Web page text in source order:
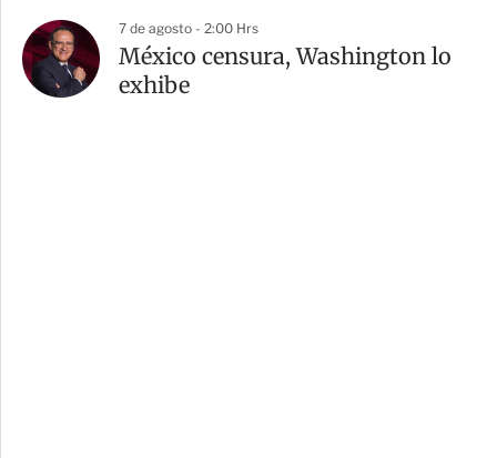
7 de agosto - 2:00 Hrs
México censura, Washington lo
exhibe